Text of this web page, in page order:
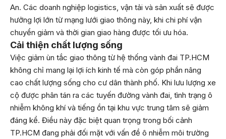
An. Các doanh nghiệp logistics, vận tải và sản xuất sẽ được
hưởng lợi lớn từ mạng lưới giao thông này, khi chi phí vận
chuyển giảm và thời gian giao hàng được tối ưu hóa.
Cải thiện chất lượng sống
Việc giảm ùn tắc giao thông từ hệ thống vành đai TP.HCM
không chỉ mang lại lợi ích kinh tế mà còn góp phần nâng
cao chất lượng sống cho cư dân thành phố. Khi lưu lượng xe
cộ được phân tán ra các tuyến đường vành đai, tình trạng ô
nhiễm không khí và tiếng ồn tại khu vực trung tâm sẽ giảm
đáng kể. Điều này đặc biệt quan trọng trong bối cảnh
TP.HCM đang phải đối mặt với vấn đề ô nhiễm môi trường